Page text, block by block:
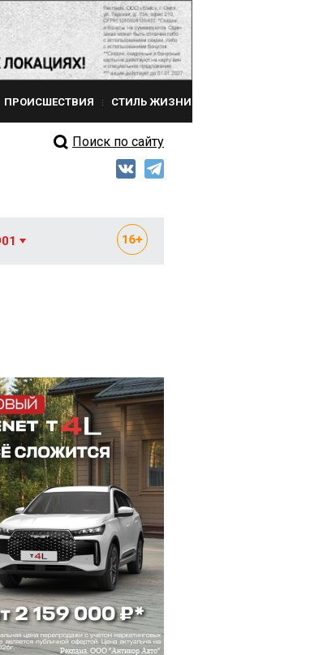
ПРОИСШЕСТВИЯ СТИЛЬ ЖИЗНИ
Поиск по сайту